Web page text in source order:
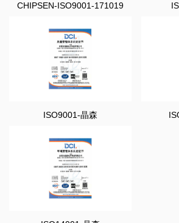
CHIPSEN-ISO9001-171019
ISO9001-晶森